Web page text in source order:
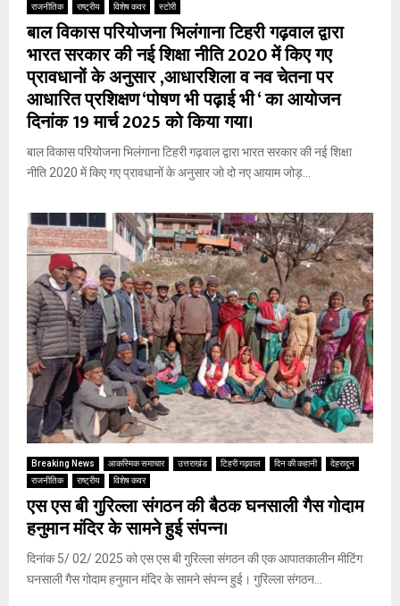
राजनीतिक
राष्ट्रीय विशेष कवर स्टोरी
बाल विकास परियोजना भिलंगाना टिहरी गढ़वाल द्वारा
भारत सरकार की नई शिक्षा नीति 2020 में किए गए
प्रावधानों के अनुसार ,आधारशिला व नव चेतना पर
आधारित प्रशिक्षण ‘पोषण भी पढ़ाई भी ‘ का आयोजन
दिनांक 19 मार्च 2025 को किया गया।
बाल विकास परियोजना भिलंगाना टिहरी गढ़वाल द्वारा भारत सरकार की नई शिक्षा
नीति 2020 में किए गए प्रावधानों के अनुसार जो दो नए आयाम जोड़...
Breaking News आकस्मिक समाचार उत्तराखंड टिहरी गढ़वाल दिन की कहानी
देहरादून
राजनीतिक
राष्ट्रीय विशेष कवर
एस एस बी गुरिल्ला संगठन की बैठक घनसाली गैस गोदाम
हनुमान मंदिर के सामने हुई संपन्न।
दिनांक 5/ 02/ 2025 को एस एस बी गुरिल्ला संगठन की एक आपातकालीन मीटिंग
घनसाली गैस गोदाम हनुमान मंदिर के सामने संपन्न हुई। गुरिल्ला संगठन...